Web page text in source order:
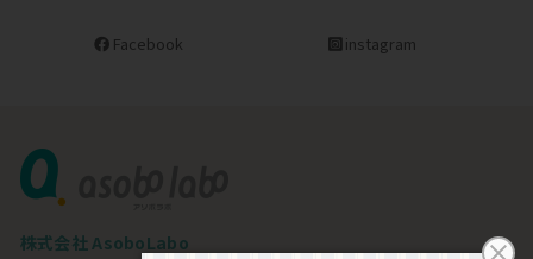
Facebook instagram
株式会社 AsoboLabo